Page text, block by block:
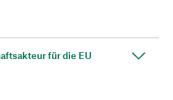
für die EU